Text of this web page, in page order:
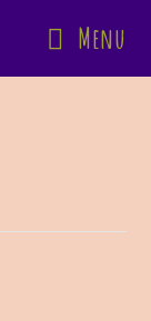
Menu